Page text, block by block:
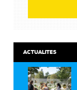
ACTUALITES